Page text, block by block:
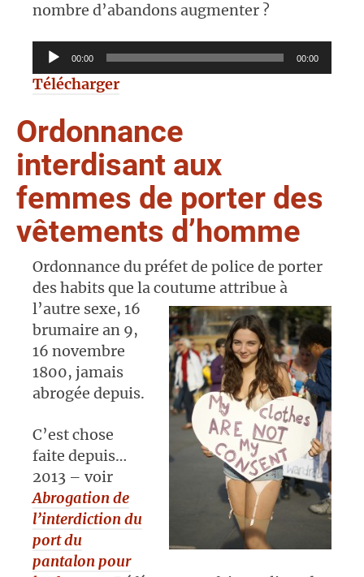
nombre d’abandons augmenter ?
Lecteur
audio
00:00 00:00
Télécharger
Ordonnance
interdisant aux
femmes de porter des
vêtements d’homme
Ordonnance du préfet de police de porter
des habits que la coutume attribue à
l’autre sexe, 16
brumaire an 9,
16 novembre
1800, jamais
abrogée depuis.
C’est chose
faite depuis…
2013 – voir
Abrogation de
l’interdiction du
port du
pantalon pour